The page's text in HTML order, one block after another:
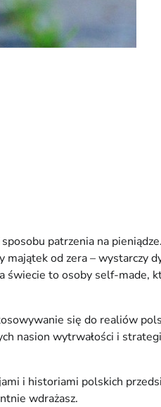
patrzenia na
od zera – wystarczy
świecie to osoby self-made,
się do realiów
nasion wytrwałości i
i historiami polskich
wdrażasz.